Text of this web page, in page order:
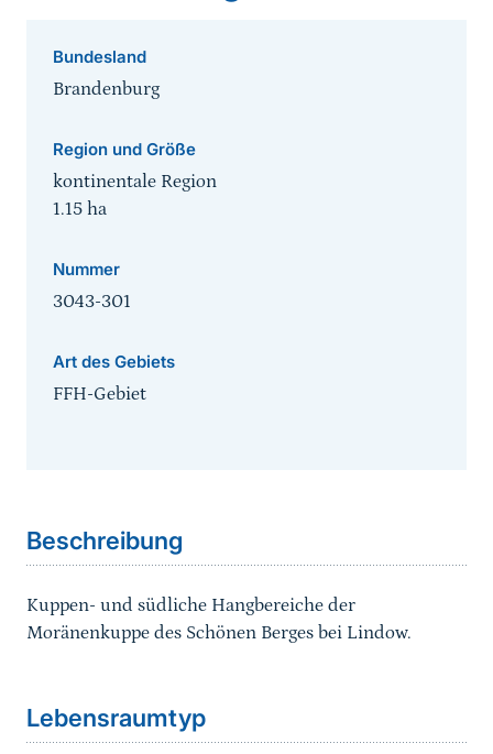
Bundesland
Brandenburg
Region und Größe
kontinentale Region
1.15 ha
Nummer
3043-301
Art des Gebiets
FFH-Gebiet
Beschreibung
Kuppen- und südliche Hangbereiche der
Moränenkuppe des Schönen Berges bei Lindow.
Lebensraumtyp